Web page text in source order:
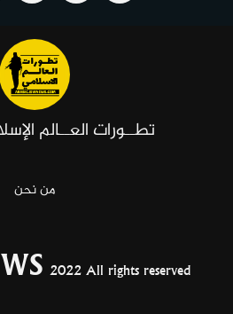
تطــورات العــالم
من نحن
2022 All rights reserved